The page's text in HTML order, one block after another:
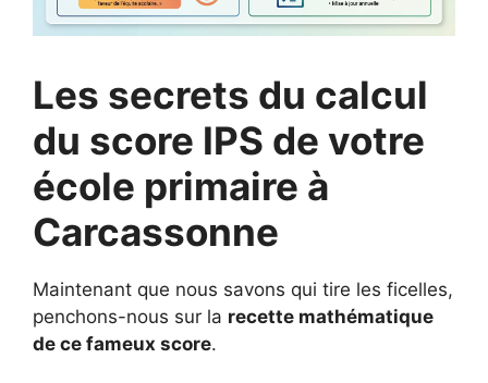
Les secrets du calcul
du score IPS de votre
école primaire à
Carcassonne
Maintenant que nous savons qui tire les ficelles,
penchons-nous sur la recette mathématique
de ce fameux score.